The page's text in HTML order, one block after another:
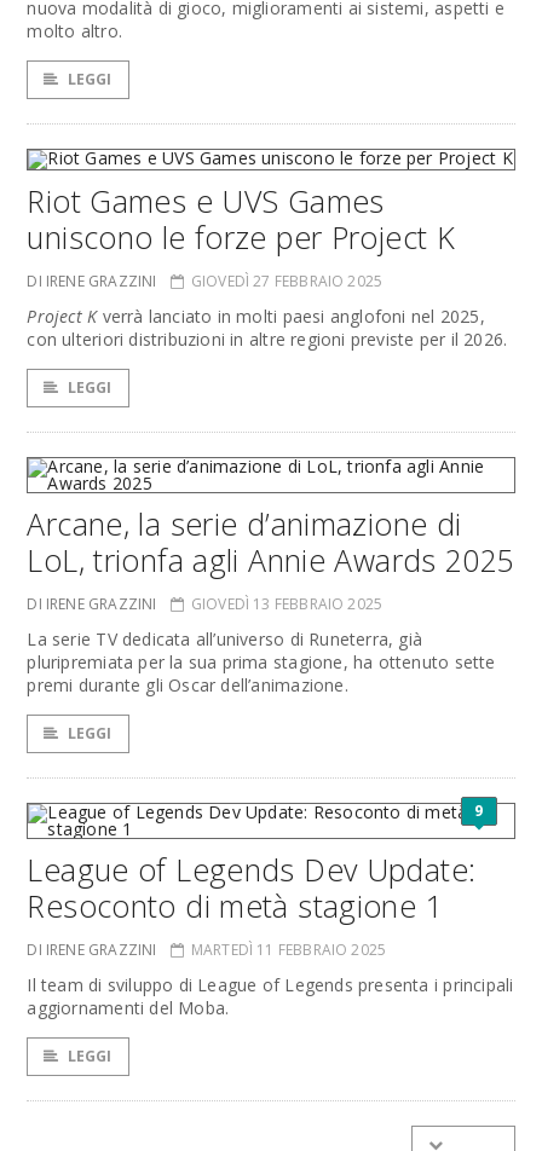
nuova modalità di gioco, miglioramenti ai sistemi, aspetti e
molto altro.
LEGGI
Riot Games e UVS Games
uniscono le forze per Project K
DI IRENE GRAZZINI GIOVEDÌ 27 FEBBRAIO 2025
Project Kverrà lanciato in molti paesi anglofoni nel 2025,
con ulteriori distribuzioni in altre regioni previste per il 2026.
LEGGI
Arcane, la serie d’animazione di
LoL, trionfa agli Annie Awards 2025
DI IRENE GRAZZINI GIOVEDÌ 13 FEBBRAIO 2025
La serie TV dedicata all’universo di Runeterra, già
pluripremiata per la sua prima stagione, ha ottenuto sette
premi durante gli Oscar dell’animazione.
LEGGI
9
League of Legends Dev Update:
Resoconto di metà stagione 1
DI IRENE GRAZZINI MARTEDÌ 11 FEBBRAIO 2025
Il team di sviluppo di League of Legends presenta i principali
aggiornamenti del Moba.
LEGGI